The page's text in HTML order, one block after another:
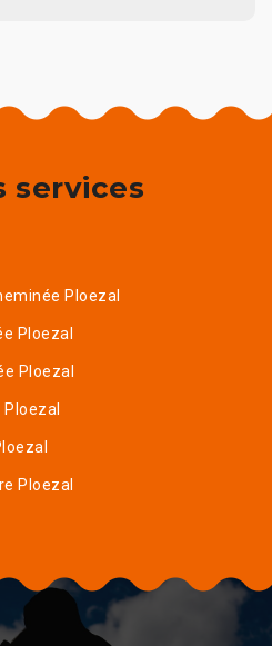
services
Ploezal
Ploezal
Ploezal
Ploezal